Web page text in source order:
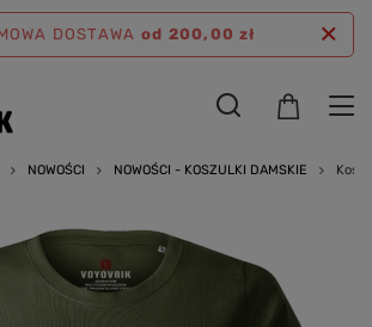
DOSTAWA od 200,00 zł
NOWOŚCI NOWOŚCI - KOSZULKI DAMSKIE